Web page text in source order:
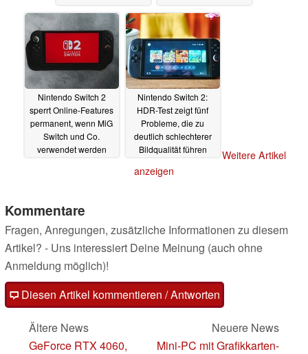
Nintendo Switch 2
sperrt Online-Features
permanent, wenn MiG
Switch und Co.
verwendet werden
Nintendo Switch 2:
HDR-Test zeigt fünf
Probleme, die zu
deutlich schlechterer
Bildqualität führen
Weitere Artikel
anzeigen
Kommentare
Fragen, Anregungen, zusätzliche Informationen zu diesem
Artikel? - Uns interessiert Deine Meinung (auch ohne
Anmeldung möglich)!
Diesen Artikel kommentieren / Antworten
Ältere News
GeForce RTX 4060,
Neuere News
Mini-PC mit Grafikkarten-